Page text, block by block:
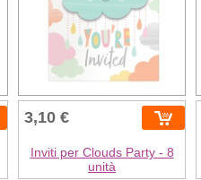
3,10 €
Inviti per Clouds Party - 8
unità